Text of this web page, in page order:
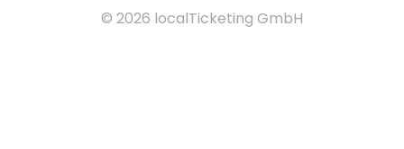
© 2026 localTicketing GmbH